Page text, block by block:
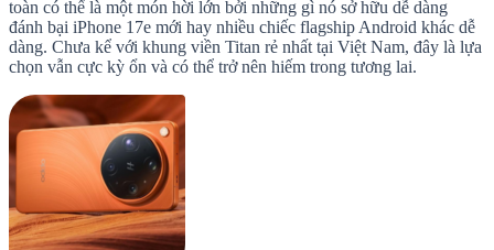
toàn có thể là một món hời lớn bởi những gì nó sở hữu dễ dàng
đánh bại iPhone 17e mới hay nhiều chiếc flagship Android khác dễ
dàng. Chưa kể với khung viền Titan rẻ nhất tại Việt Nam, đây là lựa
chọn vẫn cực kỳ ổn và có thể trở nên hiếm trong tương lai.